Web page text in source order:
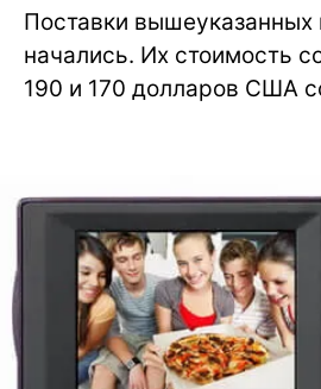
Поставки
начались. Их стоимость
190 и 170 долларов США